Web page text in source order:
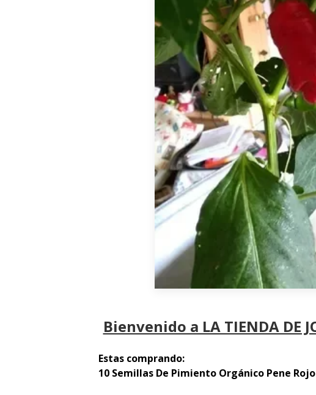
Bienvenido a LA TIENDA DE
Estas comprando:
10 Semillas De Pimiento Orgánico Pene